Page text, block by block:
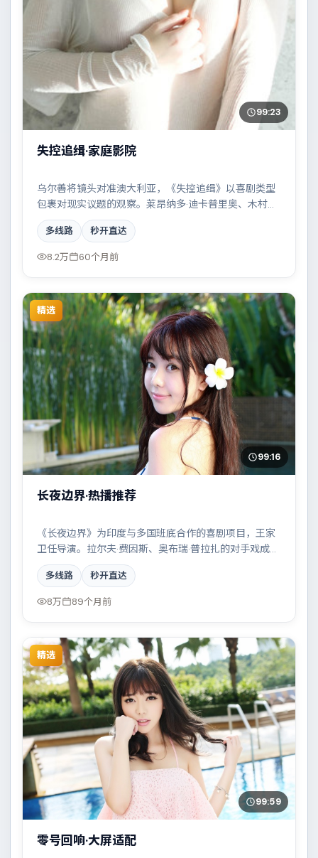
99:23
失控追缉·家庭影院
乌尔善将镜头对准澳大利亚，《失控追缉》以喜剧类型
包裹对现实议题的观察。莱昂纳多·迪卡普里奥、木村拓
哉等演员的表演层次丰富，都市霓虹下的人性试炼与自
我救赎。全片在类型元素与人文关怀之间取得平衡。
多线路 秒开直达
8.2万 60个月前
精选
99:16
长夜边界·热播推荐
《长夜边界》为印度与多国班底合作的喜剧项目，王家
卫任导演。拉尔夫·费因斯、奥布瑞·普拉扎的对手戏成为
全片高光，一场看似偶然的事故牵出陈年秘辛。配乐与
摄影风格统一，具备院线质感。
多线路 秒开直达
8万 89个月前
精选
99:59
零号回响·大屏适配